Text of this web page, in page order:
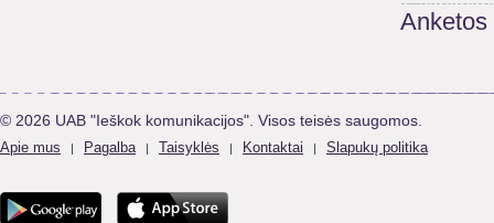
Anketos
© 2026 UAB "Ieškok komunikacijos". Visos teisės saugomos.
Apie mus | Pagalba | Taisyklės | Kontaktai | Slapukų politika